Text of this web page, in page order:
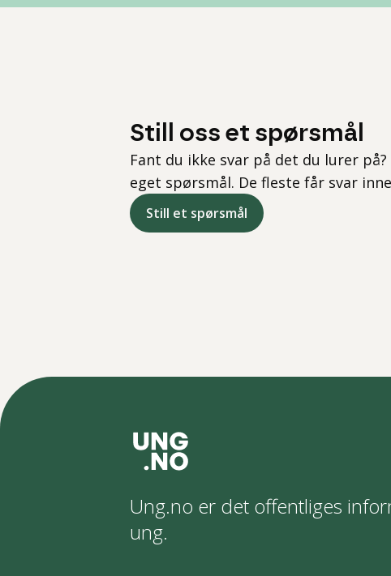
Still oss et spørsmål
Fant du ikke svar på det du lurer
eget spørsmål. De fleste får svar
Still et spørsmål
Ung.no er det offentliges
ung.